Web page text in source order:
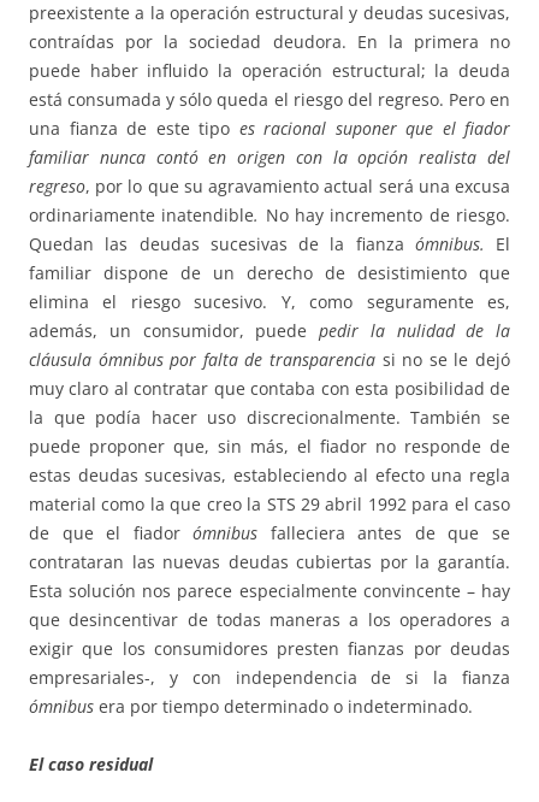
preexistente a la operación estructural y deudas sucesivas,
contraídas por la sociedad deudora. En la primera no
puede haber influido la operación estructural; la deuda
está consumada y sólo queda el riesgo del regreso. Pero en
una fianza de este tipo es racional suponer que el fiador
familiar nunca contó en origen con la opción realista del
regreso, por lo que su agravamiento actual será una excusa
ordinariamente inatendible. No hay incremento de riesgo.
Quedan las deudas sucesivas de la fianza ómnibus. El
familiar dispone de un derecho de desistimiento que
elimina el riesgo sucesivo. Y, como seguramente es,
además, un consumidor, puede pedir la nulidad de la
cláusula ómnibus por falta de transparencia si no se le dejó
muy claro al contratar que contaba con esta posibilidad de
la que podía hacer uso discrecionalmente. También se
puede proponer que, sin más, el fiador no responde de
estas deudas sucesivas, estableciendo al efecto una regla
material como la que creo la STS 29 abril 1992 para el caso
de que el fiadorómnibus falleciera antes de que se
contrataran las nuevas deudas cubiertas por la garantía.
Esta solución nos parece especialmente convincente – hay
que desincentivar de todas maneras a los operadores a
exigir que los consumidores presten fianzas por deudas
empresariales-, y con independencia de si la fianza
ómnibus era por tiempo determinado o indeterminado.
El caso residual